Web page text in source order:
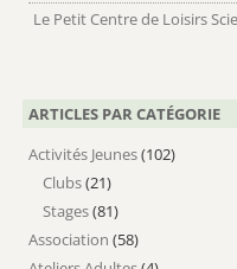
Le Petit Centre de Loisirs
ARTICLES PAR CATÉGORIE
Activités Jeunes(102)
Clubs(21)
Stages(81)
Association (58)